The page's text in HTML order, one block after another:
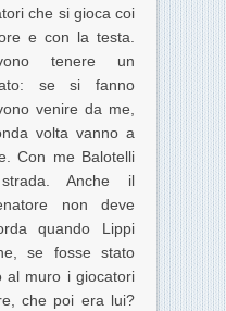
che si gioca coi
e con la testa.
tenere un
se si fanno
venire da me,
volta vanno a
Con me Balotelli
Anche il
non deve
quando Lippi
se fosse stato
al muro i giocatori
che poi era lui?